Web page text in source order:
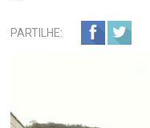
PARTILHE: